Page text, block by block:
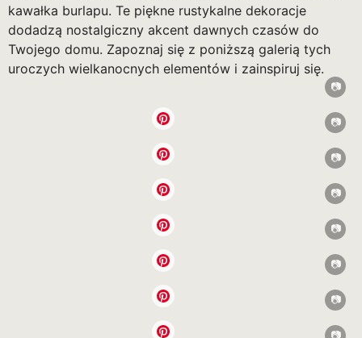
kawałka burlapu. Te piękne rustykalne dekoracje
dodadzą nostalgiczny akcent dawnych czasów do
Twojego domu. Zapoznaj się z poniższą galerią tych
uroczych wielkanocnych elementów i zainspiruj się.